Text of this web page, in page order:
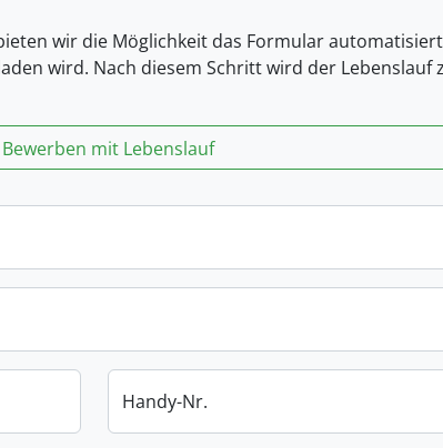
wir die Möglichkeit das Formular
wird. Nach diesem Schritt wird der Lebenslauf
Bewerben mit Lebenslauf
Handy-Nr.